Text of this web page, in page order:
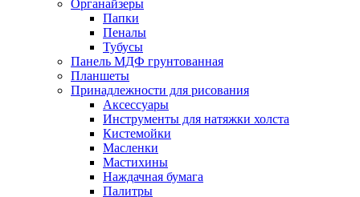
Органайзеры
Папки
Пеналы
Тубусы
Панель МДФ грунтованная
Планшеты
Принадлежности для рисования
Аксессуары
Инструменты для натяжки холста
Кистемойки
Масленки
Мастихины
Наждачная бумага
Палитры